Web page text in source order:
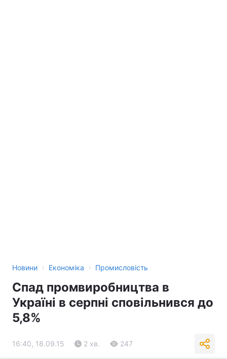
Новини › Економіка › Промисловість
Спад промвиробництва в
Україні в серпні сповільнився до
5,8%
16:40, 18.09.15 2 хв. 247